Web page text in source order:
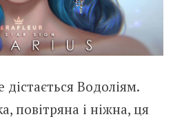
Водоліям.
повітряна і ніжна, ця